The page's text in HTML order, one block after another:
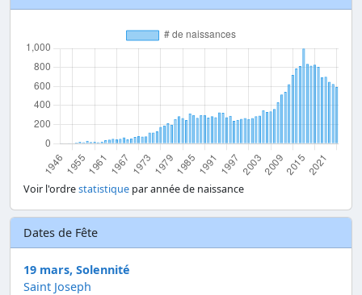
Voir l'ordrestatistique par année de naissance
Dates de Fête
19 mars, Solennité
Saint Joseph